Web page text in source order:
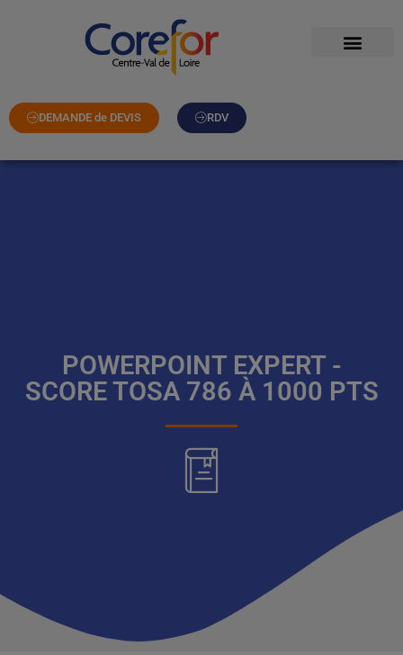
DEMANDE de DEVIS RDV
POWERPOINT EXPERT -
SCORE TOSA 786 À 1000 PTS